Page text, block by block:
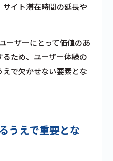
イト滞在時間の延長や
ーザーにとって価値のあ
ため、ユーザー体験の
で欠かせない要素とな
うえで重要とな